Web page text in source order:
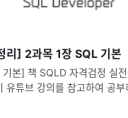
리] 2과목 1장 SQL 기본
본] 책 SQLD 자격검정 실
유튜브 강의를 참고하여 공부